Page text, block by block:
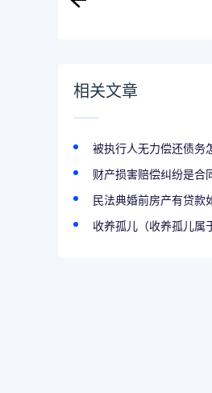
相关文章
被执行人无力偿还债务
财产损害赔偿纠纷是合
民法典婚前房产有贷款
收养孤儿（收养孤儿属